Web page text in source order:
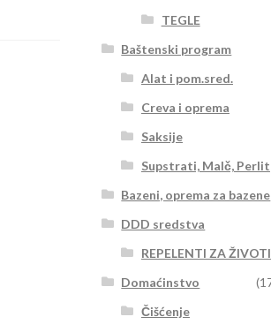
TEGLE
Baštenski program
Alat i pom.sred.
Creva i oprema
Saksije
Supstrati, Malč, Perlit
Bazeni, oprema za bazene
DDD sredstva
REPELENTI ZA
Domaćinstvo
Čišćenje